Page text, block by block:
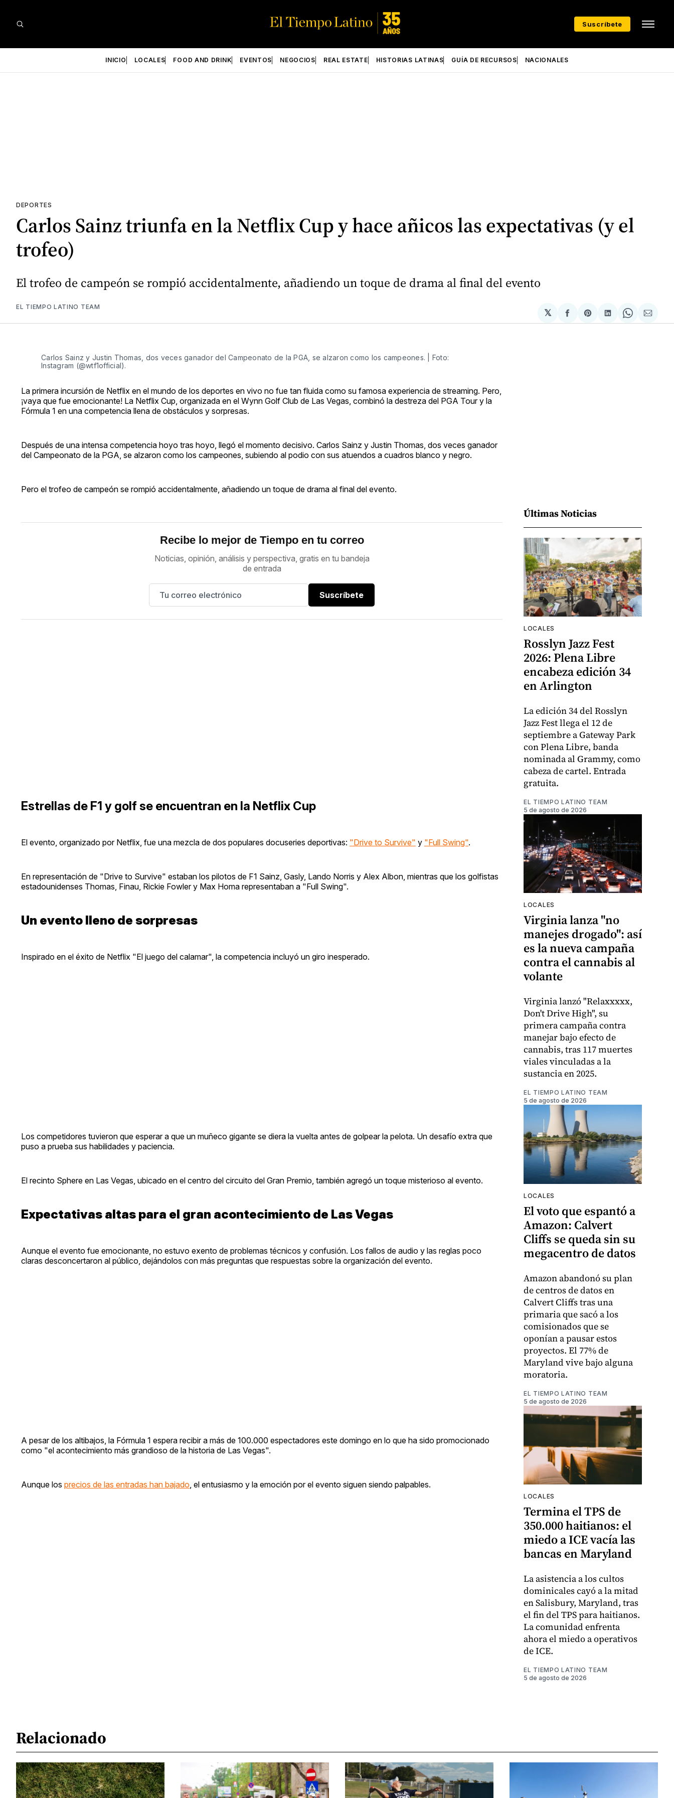
Suscríbete
INICIO LOCALES FOOD AND DRINK EVENTOS NEGOCIOS REAL ESTATE HISTORIAS LATINAS GUÍA DE RECURSOS NACIONALES
DEPORTES
Carlos Sainz triunfa en la Netflix Cup y hace añicos las expectativas (y el
trofeo)
El trofeo de campeón se rompió accidentalmente, añadiendo un toque de drama al final del evento
EL TIEMPO LATINO TEAM
𝕏
Compartir
en
Share
on
Compartir
en
Share
on
via
Carlos Sainz y Justin Thomas, dos veces ganador del Campeonato de la PGA, se alzaron como los campeones. | Foto:
Instagram (@wtf1official).
La primera incursión de Netflix en el mundo de los deportes en vivo no fue tan fluida como su famosa experiencia de streaming. Pero,
¡vaya que fue emocionante! La Netflix Cup, organizada en el Wynn Golf Club de Las Vegas, combinó la destreza del PGA Tour y la
Fórmula 1 en una competencia llena de obstáculos y sorpresas.
Después de una intensa competencia hoyo tras hoyo, llegó el momento decisivo. Carlos Sainz y Justin Thomas, dos veces ganador
del Campeonato de la PGA, se alzaron como los campeones, subiendo al podio con sus atuendos a cuadros blanco y negro.
Pero el trofeo de campeón se rompió accidentalmente, añadiendo un toque de drama al final del evento.
Recibe lo mejor de Tiempo en tu correo
Noticias, opinión, análisis y perspectiva, gratis en tu bandeja
de entrada
Suscríbete
Estrellas de F1 y golf se encuentran en la Netflix Cup
El evento, organizado por Netflix, fue una mezcla de dos populares docuseries deportivas: "Drive to Survive" y "Full Swing".
En representación de "Drive to Survive" estaban los pilotos de F1 Sainz, Gasly, Lando Norris y Alex Albon, mientras que los golfistas
estadounidenses Thomas, Finau, Rickie Fowler y Max Homa representaban a "Full Swing".
Un evento lleno de sorpresas
Inspirado en el éxito de Netflix "El juego del calamar", la competencia incluyó un giro inesperado.
Los competidores tuvieron que esperar a que un muñeco gigante se diera la vuelta antes de golpear la pelota. Un desafío extra que
puso a prueba sus habilidades y paciencia.
El recinto Sphere en Las Vegas, ubicado en el centro del circuito del Gran Premio, también agregó un toque misterioso al evento.
Expectativas altas para el gran acontecimiento de Las Vegas
Aunque el evento fue emocionante, no estuvo exento de problemas técnicos y confusión. Los fallos de audio y las reglas poco
claras desconcertaron al público, dejándolos con más preguntas que respuestas sobre la organización del evento.
A pesar de los altibajos, la Fórmula 1 espera recibir a más de 100.000 espectadores este domingo en lo que ha sido promocionado
como "el acontecimiento más grandioso de la historia de Las Vegas".
Aunque los precios de las entradas han bajado , el entusiasmo y la emoción por el evento siguen siendo palpables.
Últimas Noticias
LOCALES
Rosslyn Jazz Fest
2026: Plena Libre
encabeza edición 34
en Arlington
La edición 34 del Rosslyn
Jazz Fest llega el 12 de
septiembre a Gateway Park
con Plena Libre, banda
nominada al Grammy, como
cabeza de cartel. Entrada
gratuita.
EL TIEMPO LATINO TEAM
5 de agosto de 2026
LOCALES
Virginia lanza "no
manejes drogado": así
es la nueva campaña
contra el cannabis al
volante
Virginia lanzó "Relaxxxxx,
Don't Drive High", su
primera campaña contra
manejar bajo efecto de
cannabis, tras 117 muertes
viales vinculadas a la
sustancia en 2025.
EL TIEMPO LATINO TEAM
5 de agosto de 2026
LOCALES
El voto que espantó a
Amazon: Calvert
Cliffs se queda sin su
megacentro de datos
Amazon abandonó su plan
de centros de datos en
Calvert Cliffs tras una
primaria que sacó a los
comisionados que se
oponían a pausar estos
proyectos. El 77% de
Maryland vive bajo alguna
moratoria.
EL TIEMPO LATINO TEAM
5 de agosto de 2026
LOCALES
Termina el TPS de
350.000 haitianos: el
miedo a ICE vacía las
bancas en Maryland
La asistencia a los cultos
dominicales cayó a la mitad
en Salisbury, Maryland, tras
el fin del TPS para haitianos.
La comunidad enfrenta
ahora el miedo a operativos
de ICE.
EL TIEMPO LATINO TEAM
5 de agosto de 2026
Relacionado